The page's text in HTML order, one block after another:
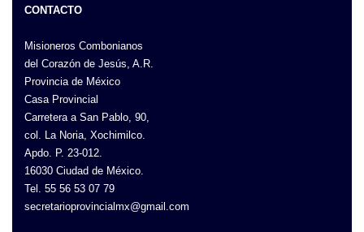
CONTACTO
Misioneros Combonianos
del Corazón de Jesús, A.R.
Provincia de México
Casa Provincial
Carretera a San Pablo, 90,
col. La Noria, Xochimilco.
Apdo. P. 23-012.
16030 Ciudad de México.
Tel. 55 56 53 07 79
secretarioprovincialmx@gmail.com